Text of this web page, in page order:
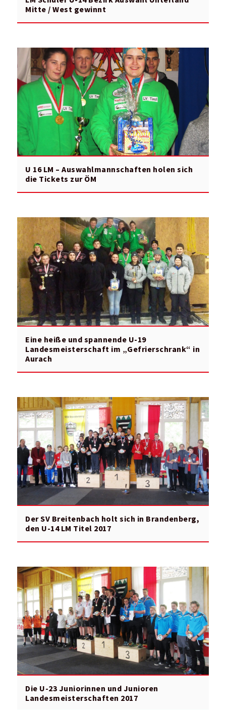
Mitte / West gewinnt
U 16 LM – Auswahlmannschaften holen sich
die Tickets zur ÖM
Eine heiße und spannende U-19
Landesmeisterschaft im „Gefrierschrank“ in
Aurach
Der SV Breitenbach holt sich in Brandenberg,
den U-14 LM Titel 2017
Die U-23 Juniorinnen und Junioren
Landesmeisterschaften 2017